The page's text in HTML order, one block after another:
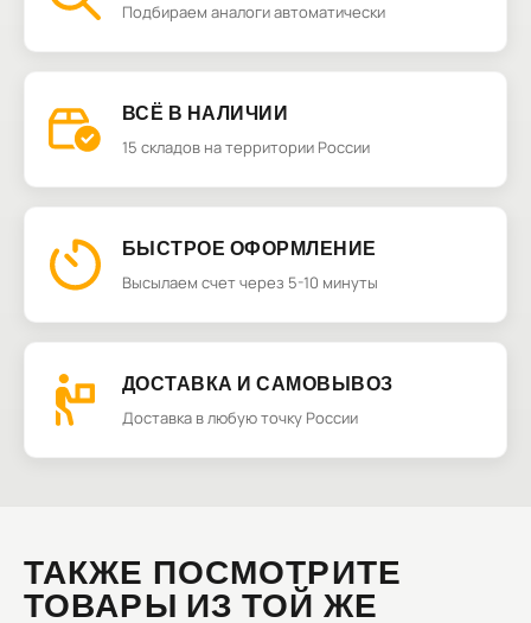
Подбираем аналоги автоматически
ВСЁ В НАЛИЧИИ
15 складов на территории России
БЫСТРОЕ ОФОРМЛЕНИЕ
Высылаем счет через 5-10 минуты
ДОСТАВКА И САМОВЫВОЗ
Доставка в любую точку России
ТАКЖЕ ПОСМОТРИТЕ
ТОВАРЫ ИЗ ТОЙ ЖЕ